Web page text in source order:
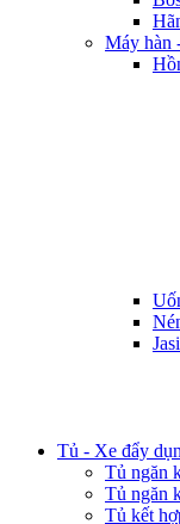
Máy hàn
Tủ - Xe đẩy
Tủ ngăn
Tủ ngăn
Tủ kết